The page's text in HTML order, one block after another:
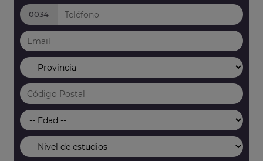
0034